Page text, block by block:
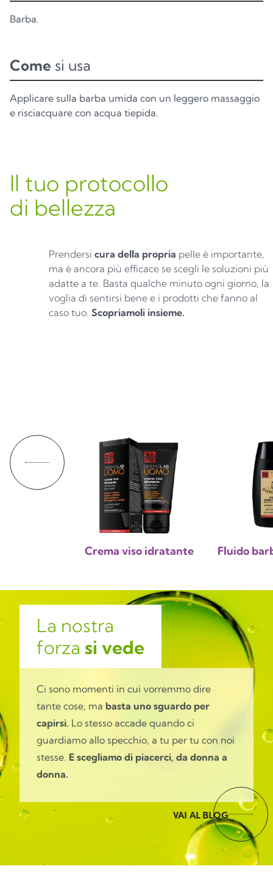
Barba.
Come si usa
Applicare sulla barba umida con un leggero massaggio
e risciacquare con acqua tiepida.
Il tuo protocollo
di bellezza
Prendersi cura della propria pelle è importante,
ma è ancora più efficace se scegli le soluzioni più
adatte a te. Basta qualche minuto ogni giorno, la
voglia di sentirsi bene e i prodotti che fanno al
caso tuo. Scopriamoli insieme.
Crema viso idratante Fluido
La nostra
forza si vede
Ci sono momenti in cui vorremmo dire
tante cose, ma basta uno sguardo per
capirsi. Lo stesso accade quando ci
guardiamo allo specchio, a tu per tu con noi
stesse. E scegliamo di piacerci, da donna a
donna.
VAI AL BLOG